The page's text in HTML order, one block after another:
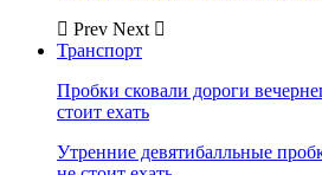
Prev Next
Транспорт
Пробки сковали дороги
стоит ехать
Утренние девятибалльные